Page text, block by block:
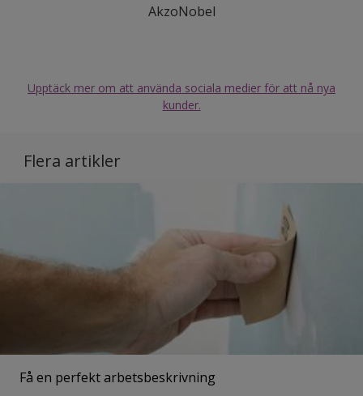
AkzoNobel
Upptäck mer om att använda sociala medier för att nå nya
kunder.
Flera artikler
Få en perfekt arbetsbeskrivning